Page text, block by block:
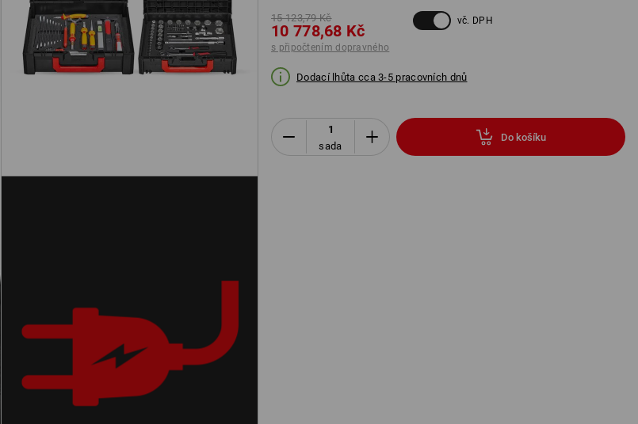
15 123,79 Kč
10 778,68 Kč
s připočtením dopravného
vč. DPH
Dodací lhůta cca 3-5 pracovních dnů
sada
Do košíku